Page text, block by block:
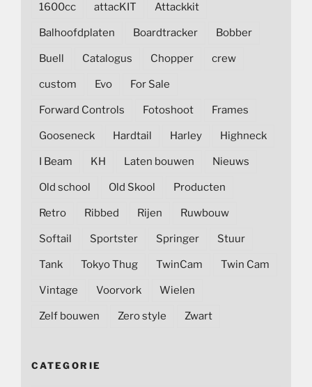
1600cc attacKIT Attackkit
Balhoofdplaten Boardtracker Bobber
Buell Catalogus Chopper crew
custom Evo For Sale
Forward Controls Fotoshoot Frames
Gooseneck Hardtail Harley Highneck
I Beam KH Laten bouwen Nieuws
Old school Old Skool Producten
Retro Ribbed Rijen Ruwbouw
Softail Sportster Springer Stuur
Tank Tokyo Thug TwinCam Twin Cam
Vintage Voorvork Wielen
Zelf bouwen Zero style Zwart
CATEGORIE